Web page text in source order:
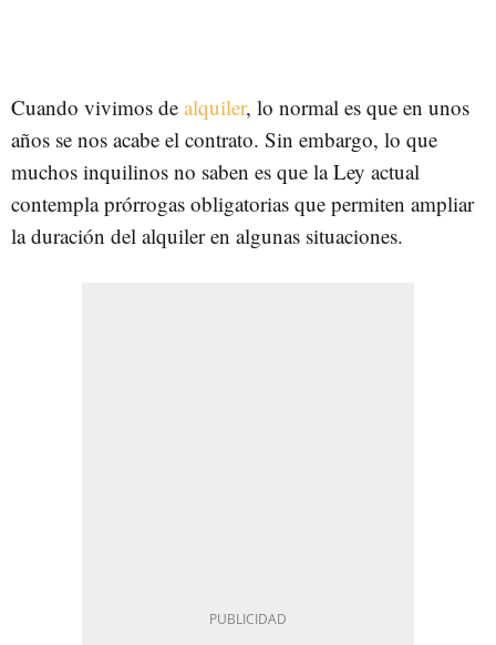
Cuando vivimos de alquiler, lo normal es que en unos
años se nos acabe el contrato. Sin embargo, lo que
muchos inquilinos no saben es que la Ley actual
contempla prórrogas obligatorias que permiten ampliar
la duración del alquiler en algunas situaciones.